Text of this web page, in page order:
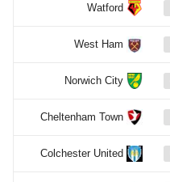
Watford
West Ham
Norwich City
Cheltenham Town
Colchester United